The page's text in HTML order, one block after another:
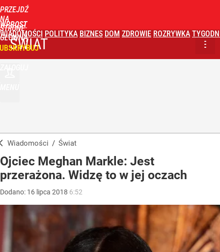
PRZEJDŹ
NA
STRONĘ
GŁÓWNĄ
WPROST
WIADOMOŚCI POLITYKA BIZNES DOM ZDROWIE ROZRYWKA
ŚWIAT
Wiadomości / Świat
Ojciec Meghan Markle: Jest
przerażona. Widzę to w jej oczach
Dodano: 16 lipca 2018 6:52